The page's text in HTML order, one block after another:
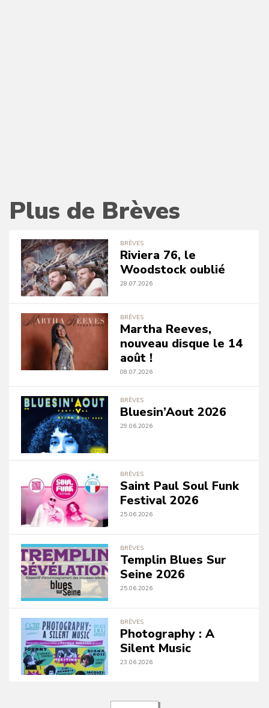
Plus de Brèves
BRÈVES
Riviera 76, le
Woodstock oublié
28.07.2026
BRÈVES
Martha Reeves,
nouveau disque le 14
août !
08.07.2026
BRÈVES
Bluesin’Aout 2026
29.06.2026
BRÈVES
Saint Paul Soul Funk
Festival 2026
25.06.2026
BRÈVES
Templin Blues Sur
Seine 2026
25.06.2026
BRÈVES
Photography : A
Silent Music
23.06.2026